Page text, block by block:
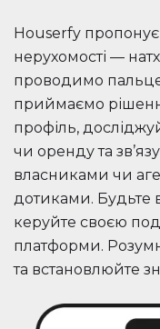
Houserfy
нерухомості —
проводимо
приймаємо
профіль,
чи оренду та
власниками чи
дотиками. Будьте
керуйте своєю
платформи.
та встановлюйте